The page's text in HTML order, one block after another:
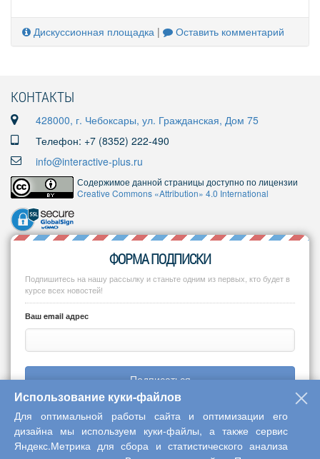
Дискуссионная площадка | Оставить комментарий
КОНТАКТЫ
428000, г. Чебоксары, ул. Гражданская, Дом 75
Телефон: +7 (8352) 222-490
info@interactive-plus.ru
Содержимое данной страницы доступно по лицензии
Creative Commons «Attribution» 4.0 International
ФОРМА ПОДПИСКИ
Подпишитесь на нашу рассылку и станьте одним из первых, кто будет в
курсе всех новостей!
Ваш email адрес
Подписаться
Copyright © 2013-2026 Центр научного сотрудничества «Интерактив
Использование куки-файлов
Для оптимальной работы сайта и оптимизации его
дизайна мы используем куки-файлы, а также сервис
Яндекс.Метрика для сбора и статистического анализа